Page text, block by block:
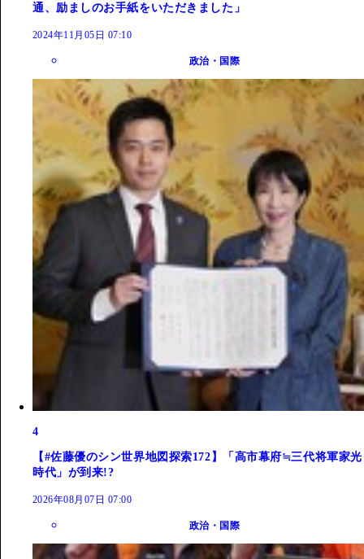
通、励ましのお手紙をいただきました」
2024年11月05日 07:10
政治・国際
4
【#佐藤優のシン世界地図探索172】「高市幕府≒三代将軍家光
時代」が到来!?
2026年08月07日 07:00
政治・国際